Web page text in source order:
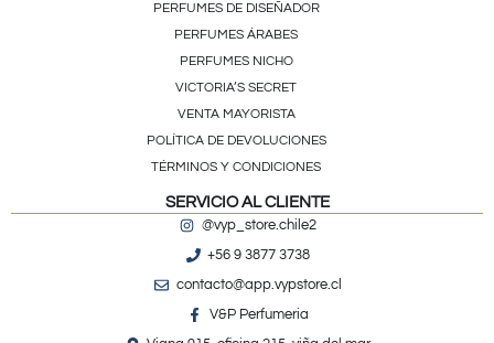
PERFUMES DE DISEÑADOR
PERFUMES ÁRABES
PERFUMES NICHO
VICTORIA’S SECRET
VENTA MAYORISTA
POLÍTICA DE DEVOLUCIONES
TÉRMINOS Y CONDICIONES
SERVICIO AL CLIENTE
@vyp_store.chile2
+56 9 3877 3738
contacto@app.vypstore.cl
V&P Perfumeria